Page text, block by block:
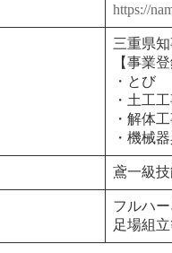
https://
三重県
【事業登
・とび
・土工
・解体
・機械
鳶一級
フルハ
足場組